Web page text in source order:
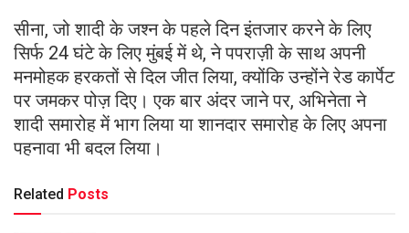
सीना, जो शादी के जश्न के पहले दिन इंतजार करने के लिए
सिर्फ 24 घंटे के लिए मुंबई में थे, ने पपराज़ी के साथ अपनी
मनमोहक हरकतों से दिल जीत लिया, क्योंकि उन्होंने रेड कार्पेट
पर जमकर पोज़ दिए। एक बार अंदर जाने पर, अभिनेता ने
शादी समारोह में भाग लिया या शानदार समारोह के लिए अपना
पहनावा भी बदल लिया।
Related Posts